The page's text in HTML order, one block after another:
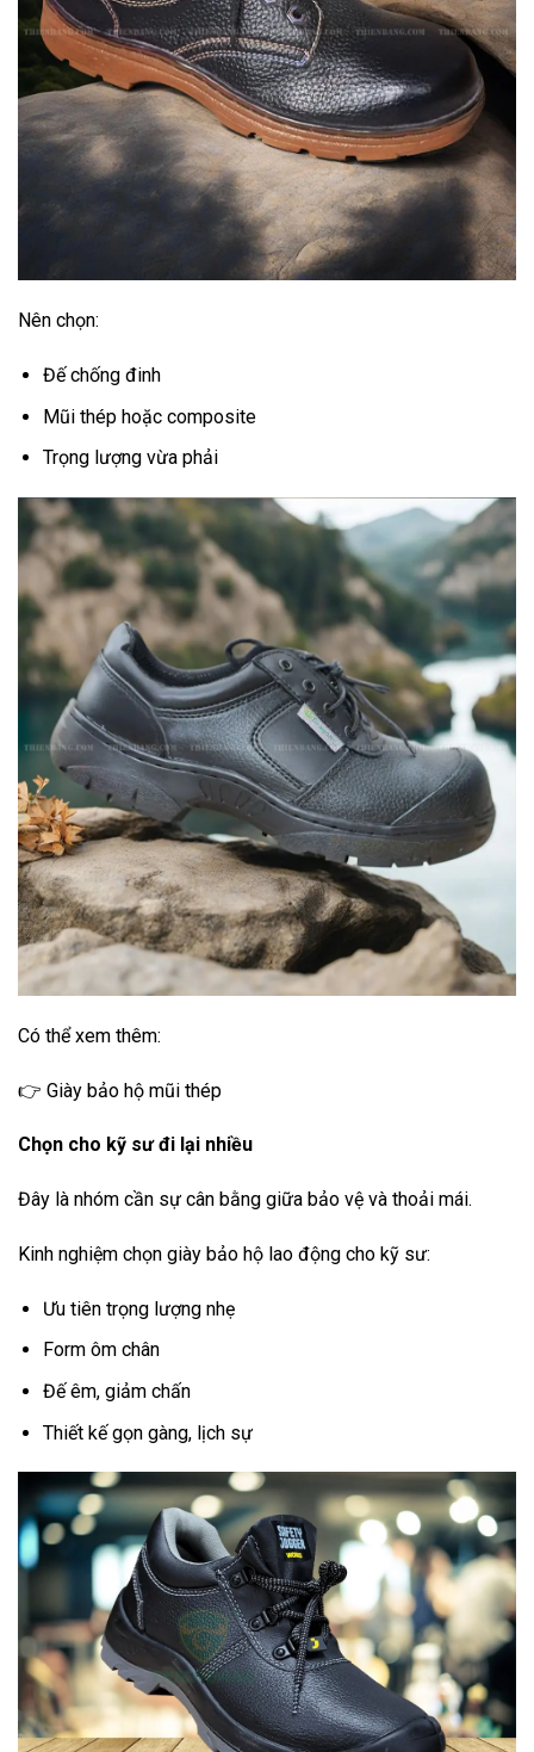
Nên chọn:
Đế chống đinh
Mũi thép hoặc composite
Trọng lượng vừa phải
Có thể xem thêm:
👉 Giày bảo hộ mũi thép
Chọn cho kỹ sư đi lại nhiều
Đây là nhóm cần sự cân bằng giữa bảo vệ và thoải mái.
Kinh nghiệm chọn giày bảo hộ lao động cho kỹ sư:
Ưu tiên trọng lượng nhẹ
Form ôm chân
Đế êm, giảm chấn
Thiết kế gọn gàng, lịch sự